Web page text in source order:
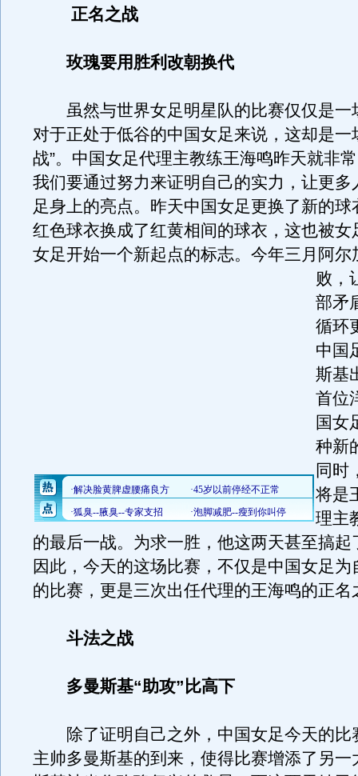
正名之战
玫瑰要用胜利改朝换代
虽然与世界女足明星队的比赛仅仅是一
对于正处于低谷的中国女足来说，这却是一
战”。中国女足代理主教练王海鸣昨天就非
我们要通过努力来证明自己的实力，让更多
足身上的亮点。昨天中国女足更换了新的球
红色球衣换成了红黄相间的球衣，这也被女
女足开始一个新起点的标志。 今年三月阿尔
败，
部矛
循环
中国
斯基
首位
国女
种新
同时
将是
理主
的最后一战。为求一胜，他这两天甚至搞起
因此，今天的这场比赛，不仅是中国女足为
的比赛，更是三次出任代理的王海鸣的正名
斗法之战
多曼斯基“助攻”比高下
除了证明自己之外，中国女足今天的比
主帅多曼斯基的到来，使得比赛增添了另一